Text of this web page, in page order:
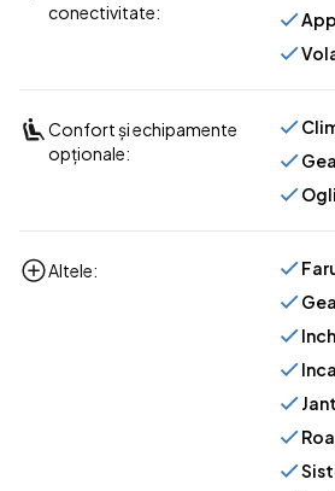
conectivitate:
Confort și echipamente
opționale:
Altele: